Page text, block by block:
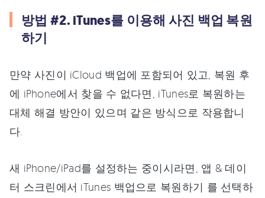
방법 #2. iTunes를 이용해 사진 백업 복원
하기
만약 사진이 iCloud 백업에 포함되어 있고, 복원 후
에 iPhone에서 찾을 수 없다면, iTunes로 복원하는
대체 해결 방안이 있으며 같은 방식으로 작용합니
다.
새 iPhone/iPad를 설정하는 중이시라면, 앱 & 데이
터 스크린에서 iTunes 백업으로 복원하기 를 선택하